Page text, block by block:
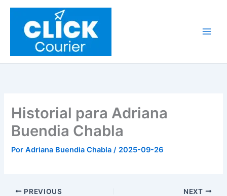
contenido
Historial para Adriana
Buendia Chabla
PorAdriana Buendia Chabla/ 2025-09-26
PREVIOUS NEXT